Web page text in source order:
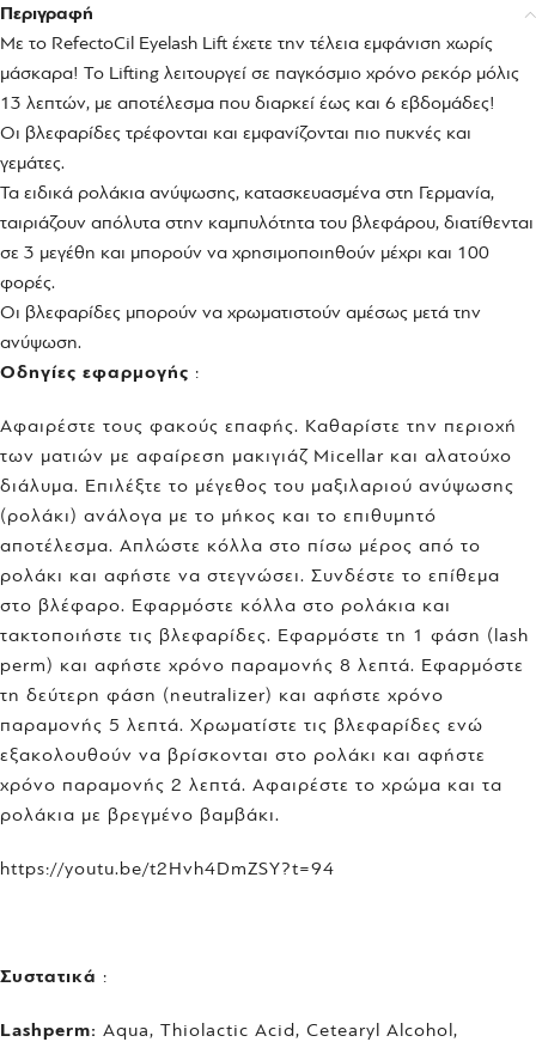
Περιγραφή
Με το RefectoCil Eyelash Lift έχετε την τέλεια εμφάνιση χωρίς
μάσκαρα! Το Lifting λειτουργεί σε παγκόσμιο χρόνο ρεκόρ μόλις
13 λεπτών, με αποτέλεσμα που διαρκεί έως και 6 εβδομάδες!
Οι βλεφαρίδες τρέφονται και εμφανίζονται πιο πυκνές και
γεμάτες.
Τα ειδικά ρολάκια ανύψωσης, κατασκευασμένα στη Γερμανία,
ταιριάζουν απόλυτα στην καμπυλότητα του βλεφάρου, διατίθενται
σε 3 μεγέθη και μπορούν να χρησιμοποιηθούν μέχρι και 100
φορές.
Οι βλεφαρίδες μπορούν να χρωματιστούν αμέσως μετά την
ανύψωση.
Οδηγίες εφαρμογής :
Aφαιρέστε τους φακούς επαφής. Καθαρίστε την περιοχή
των ματιών με αφαίρεση μακιγιάζ Micellar και αλατούχο
διάλυμα. Επιλέξτε το μέγεθος του μαξιλαριού ανύψωσης
(ρολάκι) ανάλογα με το μήκος και το επιθυμητό
αποτέλεσμα. Απλώστε κόλλα στο πίσω μέρος από το
ρολάκι και αφήστε να στεγνώσει. Συνδέστε το επίθεμα
στο βλέφαρο. Εφαρμόστε κόλλα στο ρολάκια και
τακτοποιήστε τις βλεφαρίδες. Εφαρμόστε τη 1 φάση (lash
perm) και αφήστε χρόνο παραμονής 8 λεπτά. Εφαρμόστε
τη δεύτερη φάση (neutralizer) και αφήστε χρόνο
παραμονής 5 λεπτά. Χρωματίστε τις βλεφαρίδες ενώ
εξακολουθούν να βρίσκονται στο ρολάκι και αφήστε
χρόνο παραμονής 2 λεπτά. Αφαιρέστε το χρώμα και τα
ρολάκια με βρεγμένο βαμβάκι.
https://youtu.be/t2Hvh4DmZSY?t=94
Συστατικά :
Lashperm: Aqua, Thiolactic Acid, Cetearyl Alcohol,